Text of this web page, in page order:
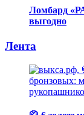
Ломбард
выгодно
Лента